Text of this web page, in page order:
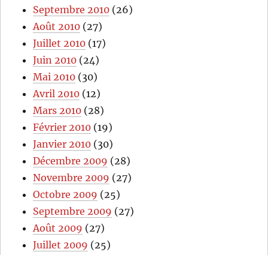
Septembre 2010 (26)
Août 2010 (27)
Juillet 2010 (17)
Juin 2010 (24)
Mai 2010 (30)
Avril 2010 (12)
Mars 2010 (28)
Février 2010 (19)
Janvier 2010 (30)
Décembre 2009 (28)
Novembre 2009 (27)
Octobre 2009 (25)
Septembre 2009 (27)
Août 2009 (27)
Juillet 2009 (25)